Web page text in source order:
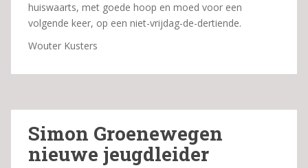
huiswaarts, met goede hoop en moed voor een
volgende keer, op een niet-vrijdag-de-dertiende.
Wouter Kusters
Simon Groenewegen
nieuwe jeugdleider